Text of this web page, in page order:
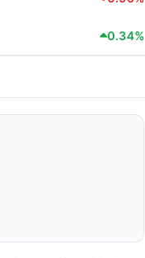
0.34%